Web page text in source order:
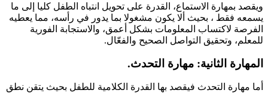
ويقصد بمهارة الاستماع، القدرة على تحويل انتباه الطفل كليا إلى ما
يسمعه فقط ، بحيث ألا يكون مشغولا بما يدور في رأسه، مما يعطيه
الفرصة لاكتساب المعلومات بشكل أعمق، والاستجابة الفورية
للمعلم، وتحقيق التواصل الصحيح والفعّال.
المهارة الثانية: مهارة التحدث.
أما مهارة التحدث فيقصد بها القدرة الكلامية للطفل بحيث يتقن نطق